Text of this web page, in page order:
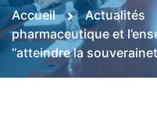
Accueil Actualités
pharmaceutique et
‘‘atteindre la